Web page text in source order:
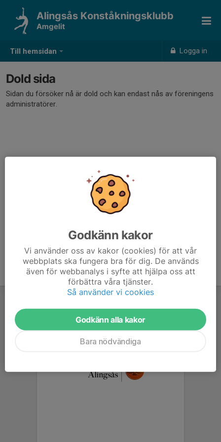
Till hemsidan Logga in
Alingsås Konståkningsklubb
Amgelit
Dold sida
Sidan du försöker nå är dold och kan endast nås av föreningens
administratörer.
Godkänn kakor
Vi använder oss av kakor (cookies) för att vår
webbplats ska fungera bra för dig. De används
även för webbanalys i syfte att hjälpa oss att
förbättra våra tjänster.
Så använder vi cookies
Godkänn alla kakor
Bara nödvändiga